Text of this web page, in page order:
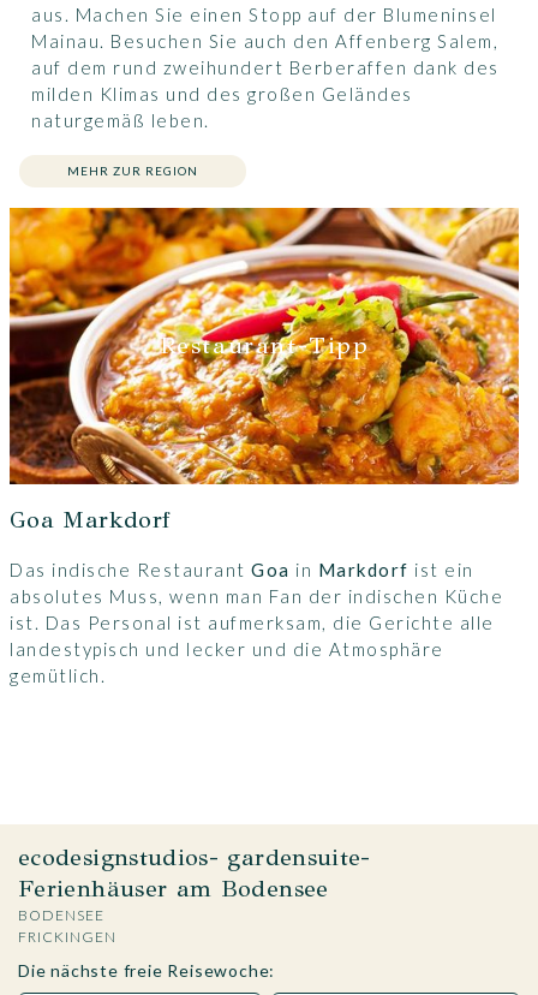
aus. Machen Sie einen Stopp auf der Blumeninsel
Mainau. Besuchen Sie auch den Affenberg Salem,
auf dem rund zweihundert Berberaffen dank des
milden Klimas und des großen Geländes
naturgemäß leben.
MEHR ZUR REGION
Restaurant-Tipp
Goa Markdorf
Das indische Restaurant Goa in Markdorf ist ein
absolutes Muss, wenn man Fan der indischen Küche
ist. Das Personal ist aufmerksam, die Gerichte alle
landestypisch und lecker und die Atmosphäre
gemütlich.
ecodesignstudios- gardensuite-
Ferienhäuser am Bodensee
BODENSEE
FRICKINGEN
Die nächste freie Reisewoche: